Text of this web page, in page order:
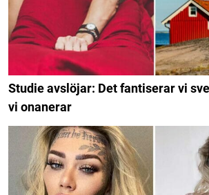
Studie avslöjar: Det fantiserar vi
vi onanerar